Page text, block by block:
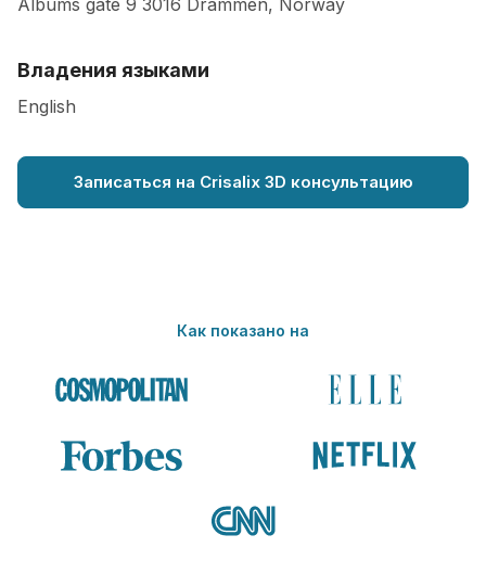
Albums gate 9 3016 Drammen, Norway
Владения языками
English
Записаться на Crisalix 3D консультацию
Как показано на